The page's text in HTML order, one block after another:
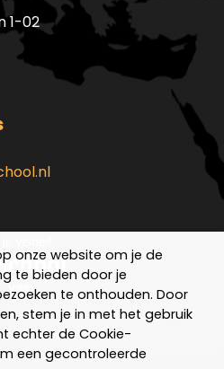
1-02
onze website om je de
te bieden door je
te onthouden. Door
stem je in met het gebruik
echter de Cookie-
een gecontroleerde